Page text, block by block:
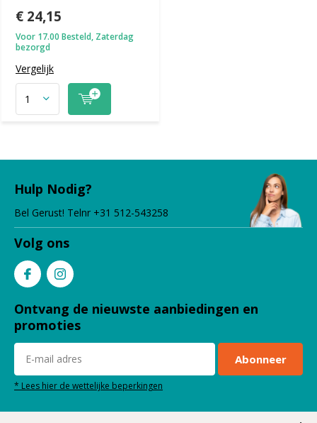
€ 24,15
Voor 17.00 Besteld, Zaterdag
bezorgd
Vergelijk
Hulp Nodig?
Bel Gerust! Telnr +31 512-543258
Volg ons
Ontvang de nieuwste aanbiedingen en
promoties
Abonneer
* Lees hier de wettelijke beperkingen